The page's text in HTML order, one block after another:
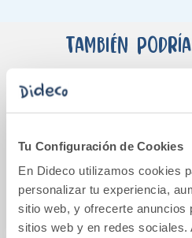
Tu Configuración de Cookies
En Dideco utilizamos cookies
personalizar tu experiencia,
sitio web, y ofrecerte anuncios
sitios web y en redes sociales.
También